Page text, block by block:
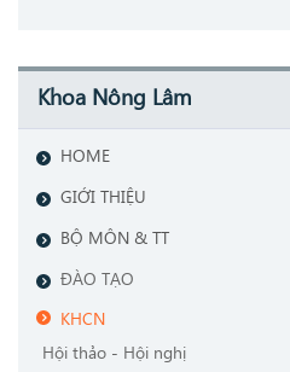
Khoa Nông Lâm
HOME
GIỚI THIỆU
BỘ MÔN & TT
ĐÀO TẠO
KHCN
Hội thảo - Hội nghị